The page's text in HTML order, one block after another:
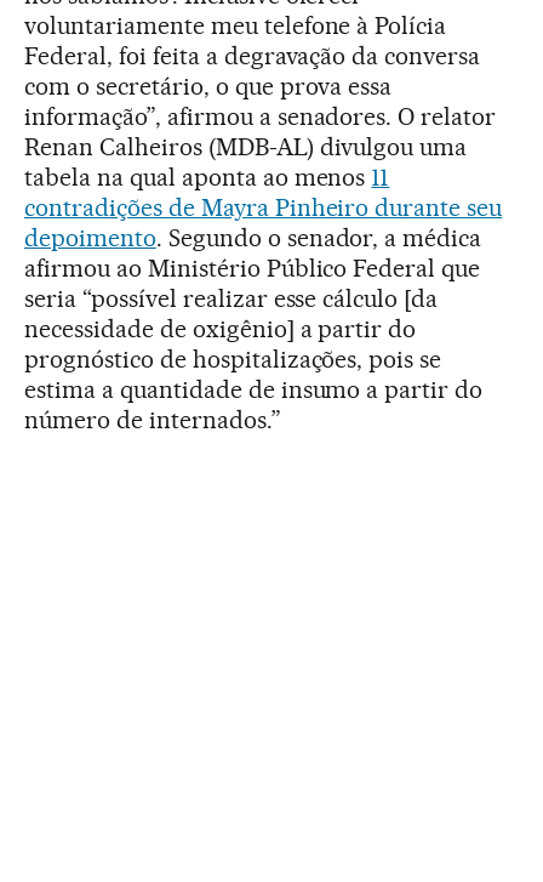
voluntariamente meu telefone à Polícia
Federal, foi feita a degravação da conversa
com o secretário, o que prova essa
informação”, afirmou a senadores. O relator
Renan Calheiros (MDB-AL) divulgou uma
tabela na qual aponta ao menos 11
contradições de Mayra Pinheiro durante seu
depoimento. Segundo o senador, a médica
afirmou ao Ministério Público Federal que
seria “possível realizar esse cálculo [da
necessidade de oxigênio] a partir do
prognóstico de hospitalizações, pois se
estima a quantidade de insumo a partir do
número de internados.”